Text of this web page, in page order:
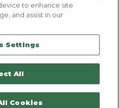
des cookies
légales
du site
nous
to enhance site
and assist in our
Settings
All
Cookies